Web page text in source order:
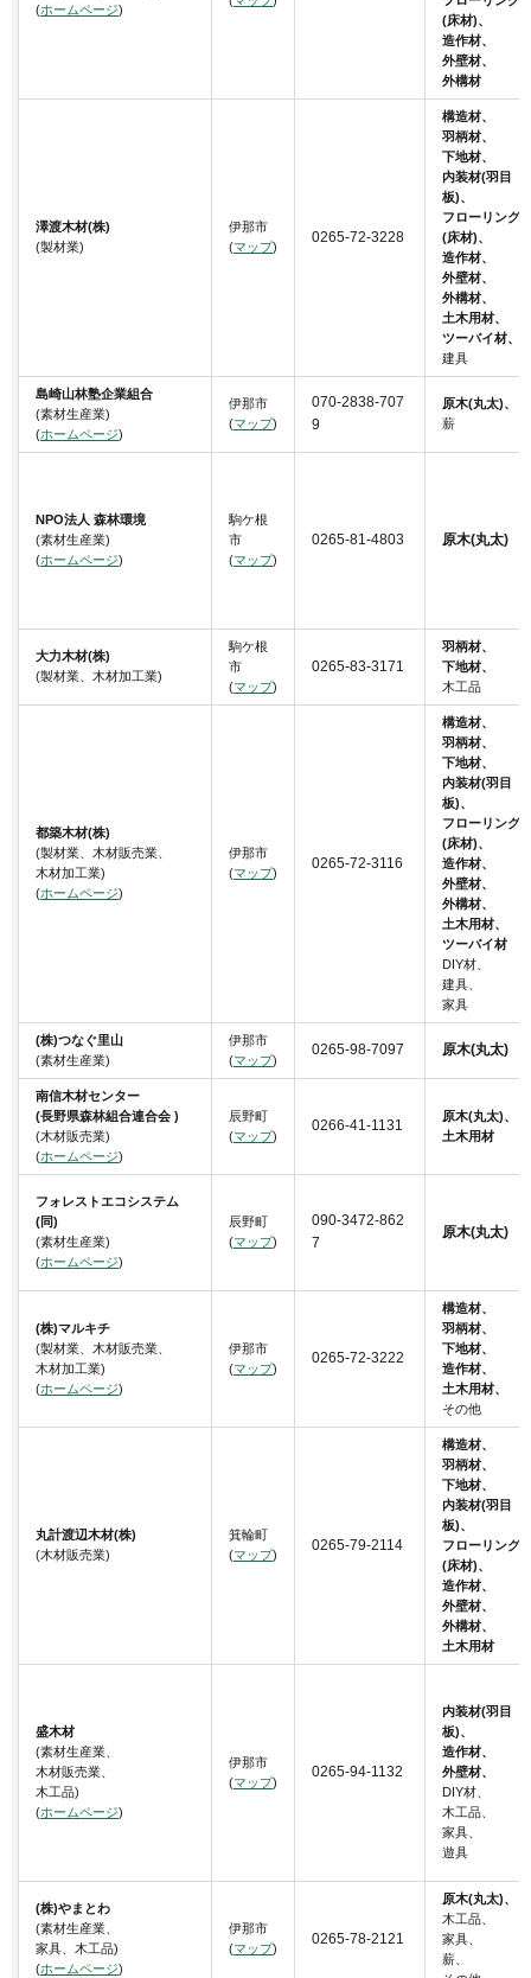
(ホームページ)
(床材)、
造作材、
外壁材、
外構材
澤渡木材(株)
(製材業)
伊那市
(マップ)
0265-72-3228
構造材、
羽柄材、
下地材、
内装材(羽目
板)、
フローリング
(床材)、
造作材、
外壁材、
外構材、
土木用材、
ツーバイ材、
建具
島崎山林塾企業組合
(素材生産業)
(ホームページ)
伊那市
(マップ)
070-2838-707
9
原木(丸太)、
薪
NPO法人 森林環境
(素材生産業)
(ホームページ)
駒ケ根
市
(マップ)
0265-81-4803 原木(丸太)
大力木材(株)
(製材業、木材加工業)
駒ケ根
市
(マップ)
0265-83-3171
羽柄材、
下地材、
木工品
都築木材(株)
(製材業、木材販売業、
木材加工業)
(ホームページ)
伊那市
(マップ)
0265-72-3116
構造材、
羽柄材、
下地材、
内装材(羽目
板)、
フローリング
(床材)、
造作材、
外壁材、
外構材、
土木用材、
ツーバイ材
DIY材、
建具、
家具
(株)つなぐ里山
(素材生産業)
伊那市
(マップ)
0265-98-7097 原木(丸太)
南信木材センター
(長野県森林組合連合会 )
(木材販売業)
(ホームページ)
辰野町
(マップ)
0266-41-1131
原木(丸太)、
土木用材
フォレストエコシステム
(同)
(素材生産業)
(ホームページ)
辰野町
(マップ)
090-3472-862
7
原木(丸太)
(株)マルキチ
(製材業、木材販売業、
木材加工業)
(ホームページ)
伊那市
(マップ)
0265-72-3222
構造材、
羽柄材、
下地材、
造作材、
土木用材、
その他
丸計渡辺木材(株)
(木材販売業)
箕輪町
(マップ)
0265-79-2114
構造材、
羽柄材、
下地材、
内装材(羽目
板)、
フローリング
(床材)、
造作材、
外壁材、
外構材、
土木用材
盛木材
(素材生産業、
木材販売業、
木工品)
(ホームページ)
伊那市
(マップ)
0265-94-1132
内装材(羽目
板)、
造作材、
外壁材、
DIY材、
木工品、
家具、
遊具
(株)やまとわ
(素材生産業、
家具、木工品)
(ホームページ)
伊那市
(マップ)
0265-78-2121
原木(丸太)、
木工品、
家具、
薪、